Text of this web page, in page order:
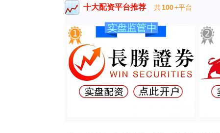
十大配资平台推荐 共100+平台